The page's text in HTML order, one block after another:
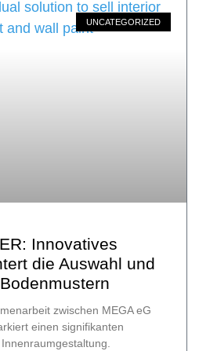
UNCATEGORIZED
Innovatives
die Auswahl und
zwischen MEGA eG
einen signifikanten